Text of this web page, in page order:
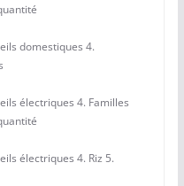
domestiques 4.
électriques 4. Familles
électriques 4. Riz 5.